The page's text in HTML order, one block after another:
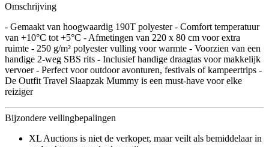
Omschrijving
- Gemaakt van hoogwaardig 190T polyester - Comfort temperatuur
van +10°C tot +5°C - Afmetingen van 220 x 80 cm voor extra
ruimte - 250 g/m² polyester vulling voor warmte - Voorzien van een
handige 2-weg SBS rits - Inclusief handige draagtas voor makkelijk
vervoer - Perfect voor outdoor avonturen, festivals of kampeertrips -
De Outfit Travel Slaapzak Mummy is een must-have voor elke
reiziger
Bijzondere veilingbepalingen
XL Auctions is niet de verkoper, maar veilt als bemiddelaar in